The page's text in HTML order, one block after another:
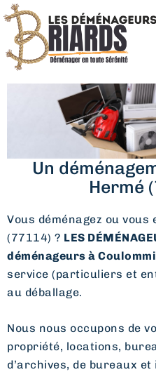
Un
Hermé
Vous déménagez ou vous
(77114) ? LES
déménageurs à
service (particuliers et
au déballage.
Nous nous occupons de
propriété, locations,
d’archives, de bureaux